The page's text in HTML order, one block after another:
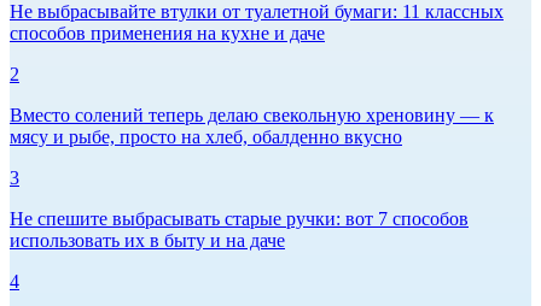
Не выбрасывайте втулки от туалетной бумаги: 11 классных
способов применения на кухне и даче
2
Вместо солений теперь делаю свекольную хреновину — к
мясу и рыбе, просто на хлеб, обалденно вкусно
3
Не спешите выбрасывать старые ручки: вот 7 способов
использовать их в быту и на даче
4